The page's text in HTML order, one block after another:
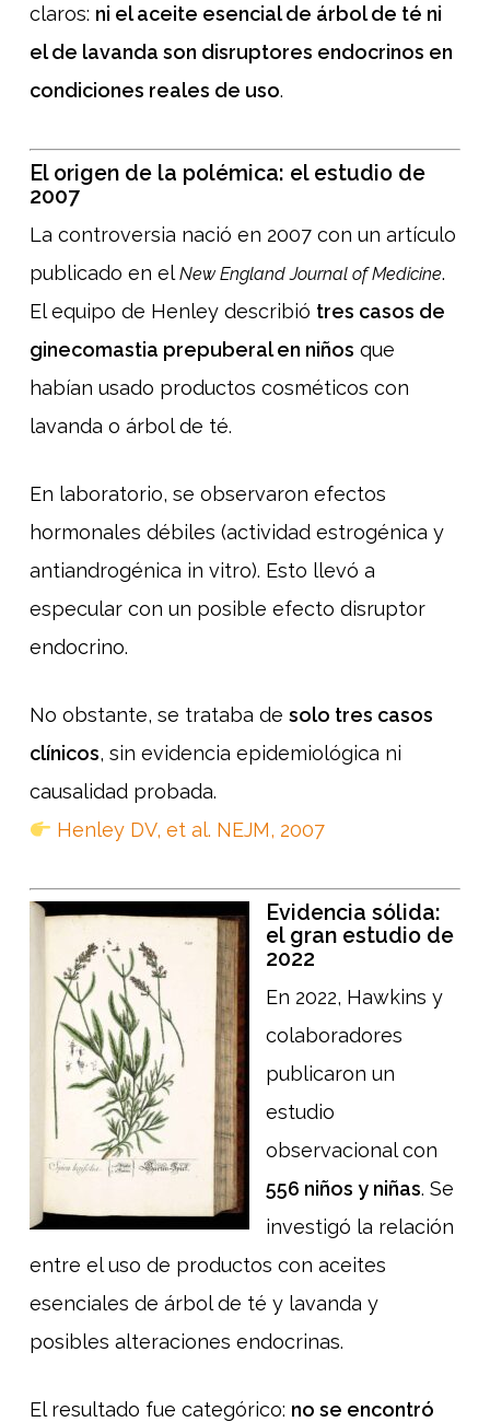
claros: ni el aceite esencial de árbol de té ni
el de lavanda son disruptores endocrinos en
condiciones reales de uso.
El origen de la polémica: el estudio de
2007
La controversia nació en 2007 con un artículo
publicado en el New England Journal of Medicine.
El equipo de Henley describió tres casos de
ginecomastia prepuberal en niños que
habían usado productos cosméticos con
lavanda o árbol de té.
En laboratorio, se observaron efectos
hormonales débiles (actividad estrogénica y
antiandrogénica in vitro). Esto llevó a
especular con un posible efecto disruptor
endocrino.
No obstante, se trataba de solo tres casos
clínicos, sin evidencia epidemiológica ni
causalidad probada.
Henley DV, et al. NEJM, 2007
Evidencia sólida:
el gran estudio de
2022
En 2022, Hawkins y
colaboradores
publicaron un
estudio
observacional con
556 niños y niñas. Se
investigó la relación
entre el uso de productos con aceites
esenciales de árbol de té y lavanda y
posibles alteraciones endocrinas.
El resultado fue categórico: no se encontró